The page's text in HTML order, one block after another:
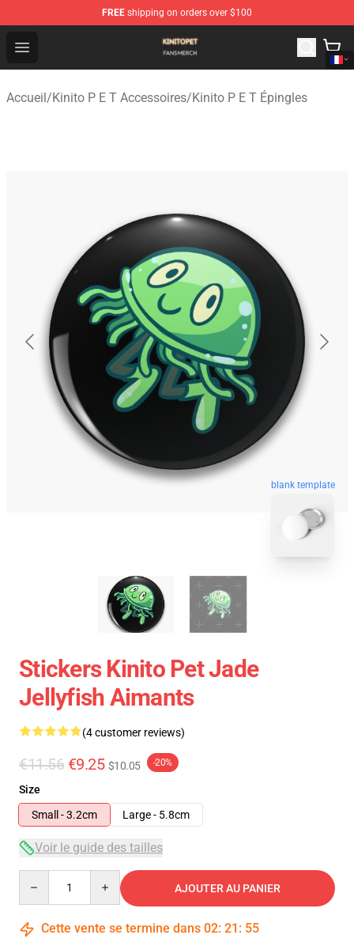
FREE shipping on orders over $100
Open menu
Kinito P E T Shop - Official Kinito P E T Merchandise
Accueil/Kinito P E T Accessoires/Kinito P E T Épingles
blank template
Stickers Kinito Pet Jade
Jellyfish Aimants
(4 customer reviews)
€11.56 €9.25 $10.05 -20%
Size
Small - 3.2cm
Large - 5.8cm
Voir le guide des tailles
AJOUTER AU PANIER
Cette vente se termine dans 02: 21 : 54